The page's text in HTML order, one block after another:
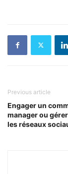
Previous article
Engager un
manager ou
les réseaux